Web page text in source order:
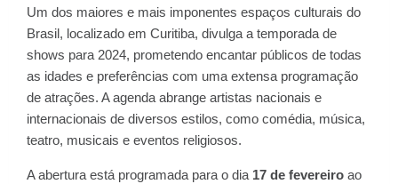
Um dos maiores e mais imponentes espaços culturais do
Brasil, localizado em Curitiba, divulga a temporada de
shows para 2024, prometendo encantar públicos de todas
as idades e preferências com uma extensa programação
de atrações. A agenda abrange artistas nacionais e
internacionais de diversos estilos, como comédia, música,
teatro, musicais e eventos religiosos.
A abertura está programada para o dia 17 de fevereiro ao